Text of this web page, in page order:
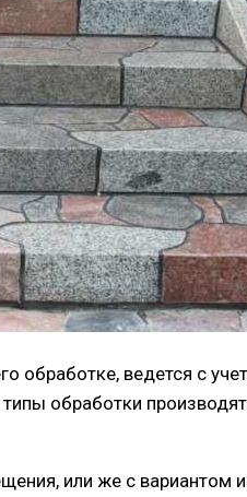
обработке, ведется с
обработки
или же с вариантом